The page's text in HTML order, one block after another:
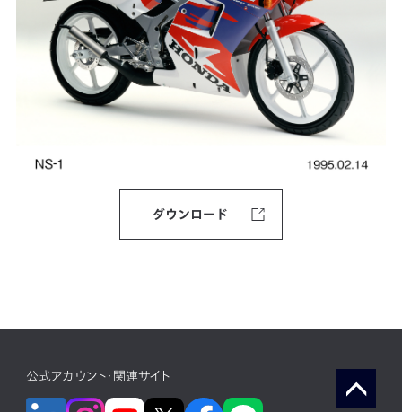
ダウンロード
公式アカウント・関連サイト